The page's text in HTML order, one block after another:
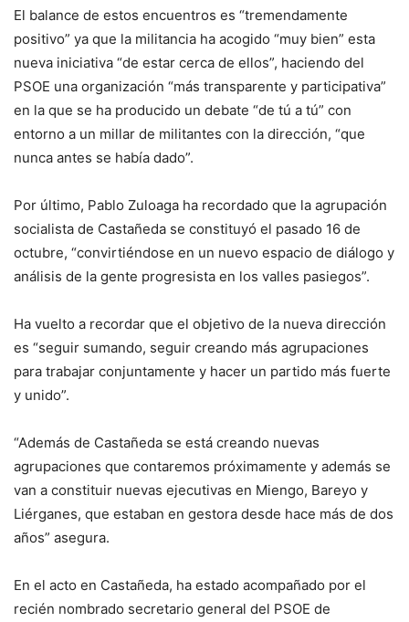
El balance de estos encuentros es “tremendamente
positivo” ya que la militancia ha acogido “muy bien” esta
nueva iniciativa “de estar cerca de ellos”, haciendo del
PSOE una organización “más transparente y participativa”
en la que se ha producido un debate “de tú a tú” con
entorno a un millar de militantes con la dirección, “que
nunca antes se había dado”.
Por último, Pablo Zuloaga ha recordado que la agrupación
socialista de Castañeda se constituyó el pasado 16 de
octubre, “convirtiéndose en un nuevo espacio de diálogo y
análisis de la gente progresista en los valles pasiegos”.
Ha vuelto a recordar que el objetivo de la nueva dirección
es “seguir sumando, seguir creando más agrupaciones
para trabajar conjuntamente y hacer un partido más fuerte
y unido”.
“Además de Castañeda se está creando nuevas
agrupaciones que contaremos próximamente y además se
van a constituir nuevas ejecutivas en Miengo, Bareyo y
Liérganes, que estaban en gestora desde hace más de dos
años” asegura.
En el acto en Castañeda, ha estado acompañado por el
recién nombrado secretario general del PSOE de